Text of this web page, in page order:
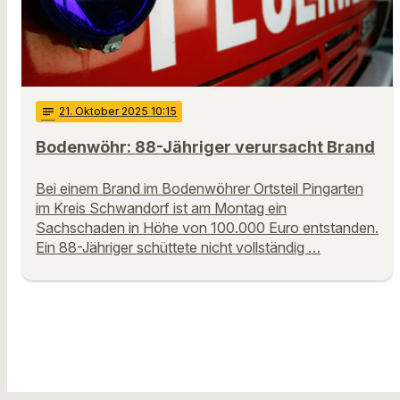
notes 21. Oktober 2025 10:15
Bodenwöhr: 88-Jähriger verursacht Brand
Bei einem Brand im Bodenwöhrer Ortsteil Pingarten
im Kreis Schwandorf ist am Montag ein
Sachschaden in Höhe von 100.000 Euro entstanden.
Ein 88-Jähriger schüttete nicht vollständig …